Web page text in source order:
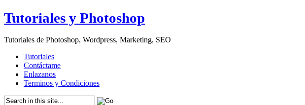
Tutoriales y Photoshop
Tutoriales de Photoshop, Wordpress, Marketing, SEO
Tutoriales
Contáctame
Enlazanos
Terminos y Condiciones